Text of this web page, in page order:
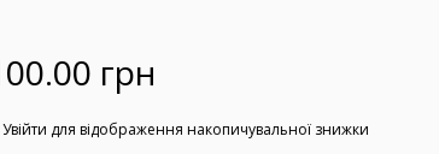
грн
Увійти для відображення накопичувальної знижки